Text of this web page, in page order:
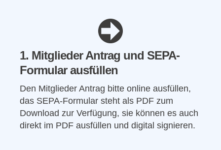
1. Mitglieder Antrag und SEPA-
Formular ausfüllen
Den Mitglieder Antrag bitte online ausfüllen,
das SEPA-Formular steht als PDF zum
Download zur Verfügung, sie können es auch
direkt im PDF ausfüllen und digital signieren.